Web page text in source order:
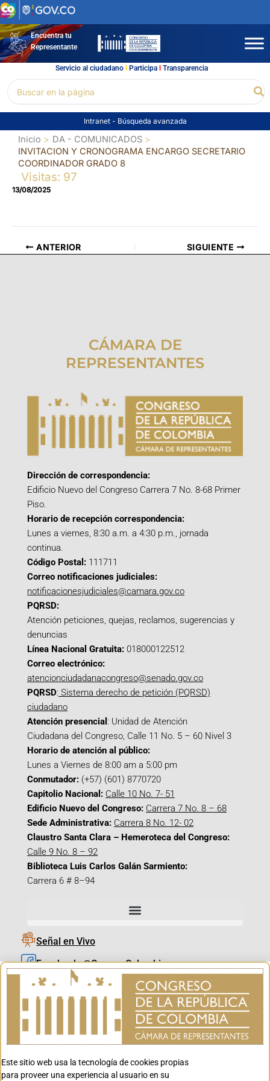
Ir
al
contenidoEncuentra tu
Representante
Servicio al ciudadano l Participal Transparencia
por:
Intranet - Búsqueda avanzada
Inicio
DA - COMUNICADOS
INVITACION Y CRONOGRAMA ENCARGO SECRETARIO
COORDINADOR GRADO 8
Visitas: 97
13/08/2025
ANTERIOR SIGUIENTE
CÁMARA DE
REPRESENTANTES
Dirección de correspondencia:
Edificio Nuevo del Congreso Carrera 7 No. 8-68 Primer
Piso.
Horario de recepción correspondencia:
Lunes a viernes, 8:30 a.m. a 4:30 p.m., jornada
continua.
Código Postal: 111711
Correo notificaciones judiciales:
notificacionesjudiciales@camara.gov.co
PQRSD:
Atención peticiones, quejas, reclamos, sugerencias y
denuncias
Línea Nacional Gratuita: 018000122512
Correo electrónico:
atencionciudadanacongreso@senado.gov.co
PQRSD: Sistema derecho de petición (PQRSD)
ciudadano
Atención presencial : Unidad de Atención
Ciudadana del Congreso, Calle 11 No. 5 – 60 Nivel 3
Horario de atención al público:
Lunes a Viernes de 8:00 am a 5:00 pm
Conmutador: (+57) (601) 8770720
Capitolio Nacional: Calle 10 No. 7- 51
Edificio Nuevo del Congreso: Carrera 7 No. 8 – 68
Sede Administrativa: Carrera 8 No. 12- 02
Claustro Santa Clara – Hemeroteca del Congreso:
Calle 9 No. 8 – 92
Biblioteca Luis Carlos Galán Sarmiento:
Carrera 6 # 8–94
Señal en Vivo
Facebook_@CamaraColombia
Instagram_@CamaraColombia
X_@CamaraColombia
Youtube_@CamaraColombia
Youtube_@CanalCongreso
Este sitio web usa la tecnología de cookies propias
para proveer una experiencia al usuario en su